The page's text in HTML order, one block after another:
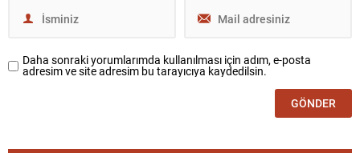
Daha sonraki yorumlarımda kullanılması için adım, e-posta
adresim ve site adresim bu tarayıcıya kaydedilsin.